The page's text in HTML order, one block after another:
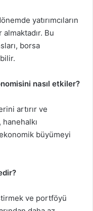
yatırımcıların
Bu
borsa
nasıl etkiler?
artırır ve
büyümeyi
ve portföyü